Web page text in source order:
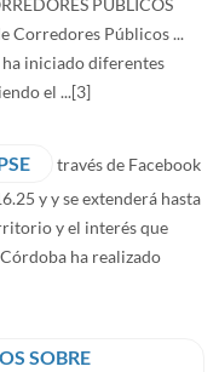
PUBLICOS
Corredores Públicos ...
iniciado diferentes
el ...[3]
través de Facebook
y y se extenderá hasta
y el interés que
ha realizado
SOBRE